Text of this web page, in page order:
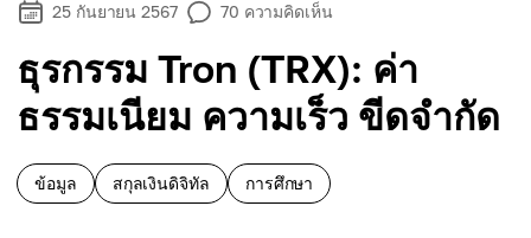
25 กันยายน 2567 70 ความคิดเห็น
ธุรกรรม Tron (TRX): ค่า
ธรรมเนียม ความเร็ว ขีดจำกัด
ข้อมูล สกุลเงินดิจิทัล การศึกษา